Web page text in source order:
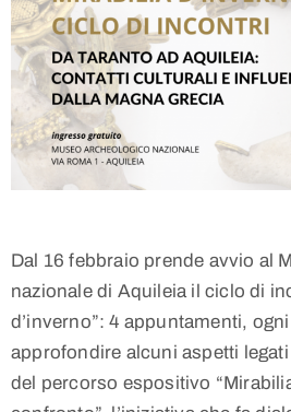
Dal 16 febbraio prende avvio al
nazionale di Aquileia il ciclo di
d’inverno”: 4 appuntamenti,
approfondire alcuni aspetti
del percorso espositivo